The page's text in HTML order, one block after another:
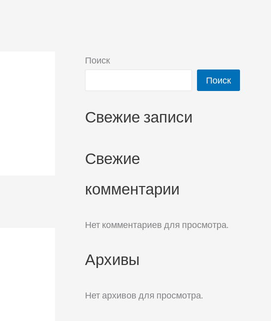
Поиск
Поиск
Свежие записи
Свежие
комментарии
Нет комментариев для просмотра.
Архивы
Нет архивов для просмотра.